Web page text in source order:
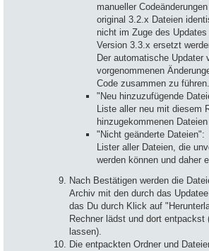
manueller
original 3.2.x Dateien
nicht im Zuge des
Version 3.3.x ersetzt
Der automatische Updater
vorgenommenen
Code zusammen zu führen.
"Neu hinzuzufügende
Liste aller neu mit diesem
hinzugekommenen Dateien
"Nicht geänderte Dateien":
Lister aller Dateien, die
werden können und daher
Nach Bestätigen werden die
Archiv mit den durch das
das Du durch Klick auf
Rechner lädst und dort entpackst
lassen).
Die entpackten Ordner und